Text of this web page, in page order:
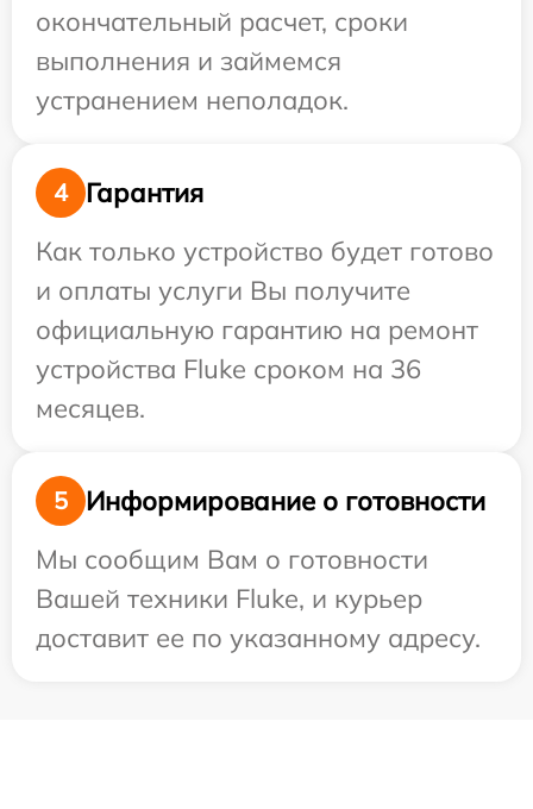
окончательный расчет, сроки
выполнения и займемся
устранением неполадок.
4
Гарантия
Как только устройство будет готово
и оплаты услуги Вы получите
официальную гарантию на ремонт
устройства Fluke сроком на 36
месяцев.
5
Информирование о готовности
Мы сообщим Вам о готовности
Вашей техники Fluke, и курьер
доставит ее по указанному адресу.